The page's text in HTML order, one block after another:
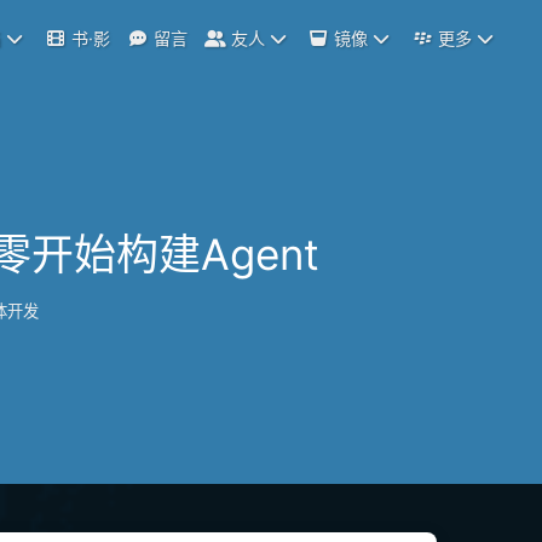
书·影 留言 友人 镜像 更多
开始构建Agent
开发